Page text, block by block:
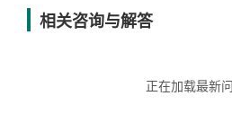
相关咨询与解答
正在加载最新